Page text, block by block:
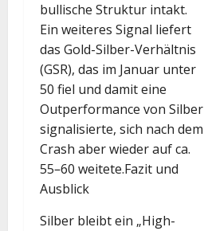
bullische Struktur intakt.
Ein weiteres Signal liefert
das Gold-Silber-Verhältnis
(GSR), das im Januar unter
50 fiel und damit eine
Outperformance von Silber
signalisierte, sich nach dem
Crash aber wieder auf ca.
55–60 weitete.Fazit und
Ausblick
Silber bleibt ein „High-